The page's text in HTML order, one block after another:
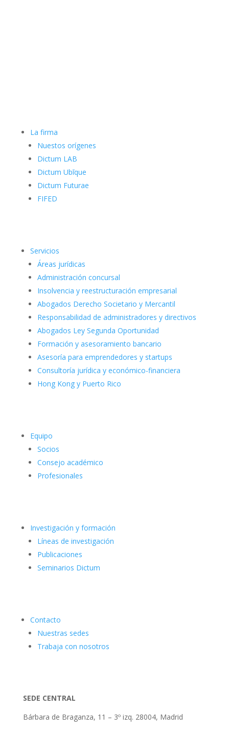
La firma
Nuestos orígenes
Dictum LAB
Dictum Ubīque
Dictum Futurae
FIFED
Servicios
Áreas jurídicas
Administración concursal
Insolvencia y reestructuración empresarial
Abogados Derecho Societario y Mercantil
Responsabilidad de administradores y directivos
Abogados Ley Segunda Oportunidad
Formación y asesoramiento bancario
Asesoría para emprendedores y startups
Consultoría jurídica y económico-financiera
Hong Kong y Puerto Rico
Equipo
Socios
Consejo académico
Profesionales
Investigación y formación
Líneas de investigación
Publicaciones
Seminarios Dictum
Contacto
Nuestras sedes
Trabaja con nosotros
SEDE CENTRAL
Bárbara de Braganza, 11 – 3º izq. 28004, Madrid